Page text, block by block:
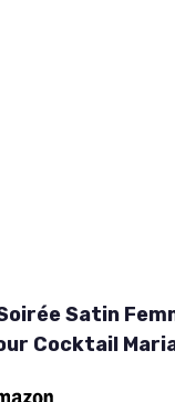
Satin
Cocktail